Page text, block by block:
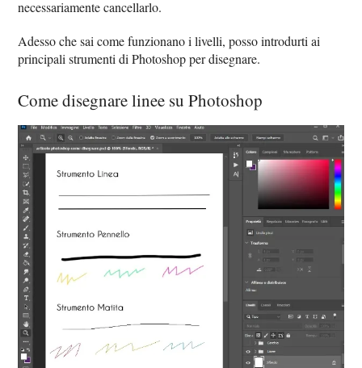
necessariamente cancellarlo.
Adesso che sai come funzionano i livelli, posso introdurti ai
principali strumenti di Photoshop per disegnare.
Come disegnare linee su Photoshop